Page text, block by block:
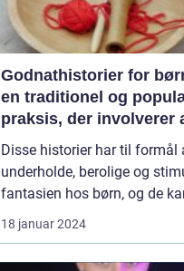
Godnathistorier for
en traditionel og
praksis, der involverer
fortælle historier til
som en del af deres
sengetidsrutine
Disse historier har til formål
underholde, berolige og
fantasien hos børn, og de
18 januar 2024